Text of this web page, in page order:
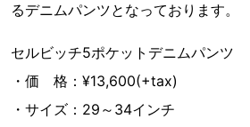
るデニムパンツとなっております。
セルビッチ5ポケットデニムパンツ
・価 格：¥13,600(+tax)
・サイズ：29～34インチ